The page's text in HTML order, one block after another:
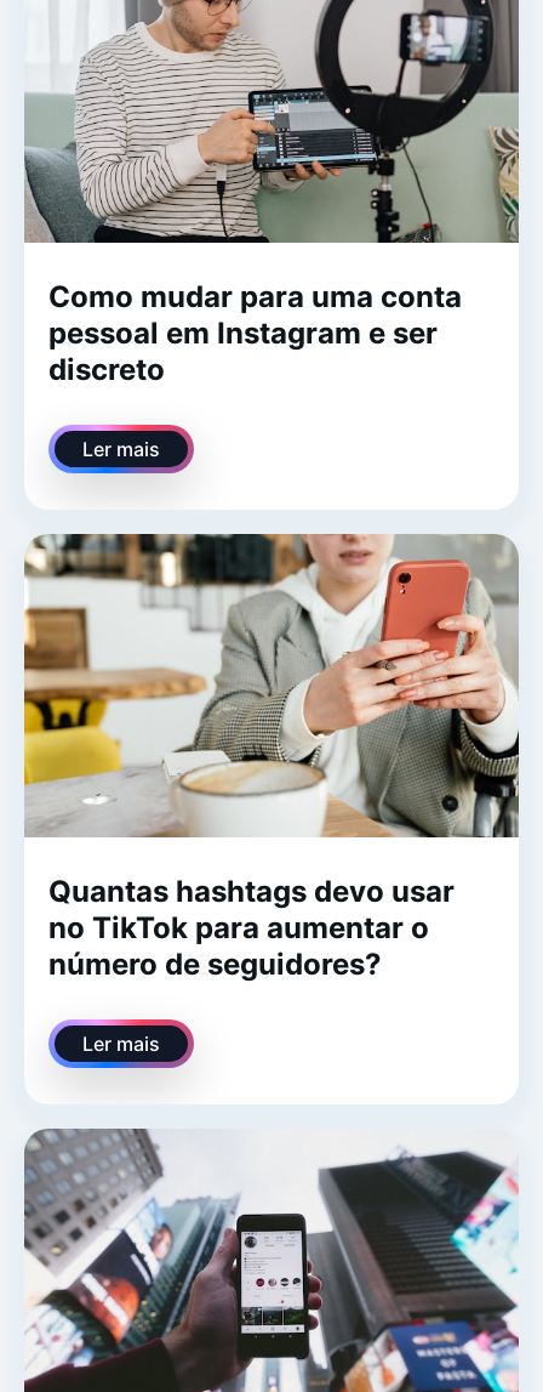
Como mudar para uma conta
pessoal em Instagram e ser
discreto
Ler mais
Quantas hashtags devo usar
no TikTok para aumentar o
número de seguidores?
Ler mais